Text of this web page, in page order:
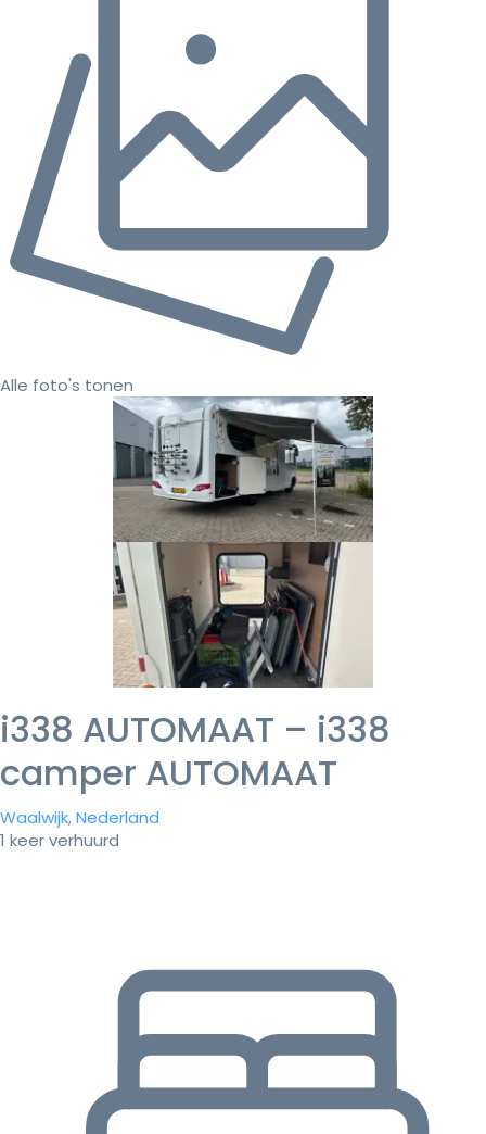
Alle foto's tonen
i338 AUTOMAAT – i338
camper AUTOMAAT
Waalwijk, Nederland
1 keer verhuurd